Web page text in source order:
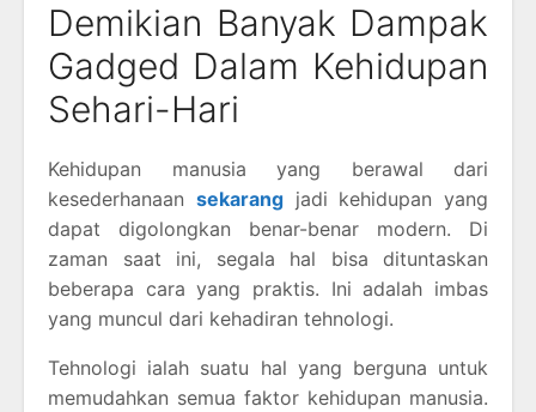
Demikian Banyak Dampak
Gadged Dalam Kehidupan
Sehari-Hari
Kehidupan manusia yang berawal dari
kesederhanaan sekarangjadi kehidupan yang
dapat digolongkan benar-benar modern. Di
zaman saat ini, segala hal bisa dituntaskan
beberapa cara yang praktis. Ini adalah imbas
yang muncul dari kehadiran tehnologi.
Tehnologi ialah suatu hal yang berguna untuk
memudahkan semua faktor kehidupan manusia.